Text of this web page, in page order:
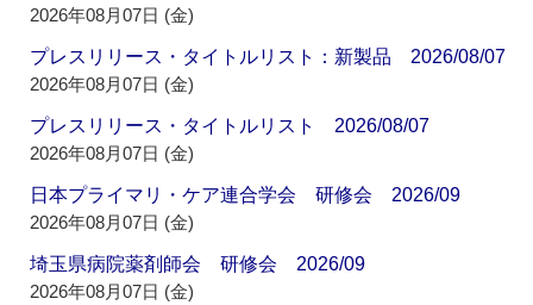
2026年08月07日 (金)
プレスリリース・タイトルリスト：新製品 2026/08/07
2026年08月07日 (金)
プレスリリース・タイトルリスト 2026/08/07
2026年08月07日 (金)
日本プライマリ・ケア連合学会 研修会 2026/09
2026年08月07日 (金)
埼玉県病院薬剤師会 研修会 2026/09
2026年08月07日 (金)